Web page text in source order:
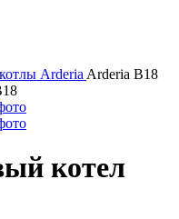
Arderia Arderia B18
котел